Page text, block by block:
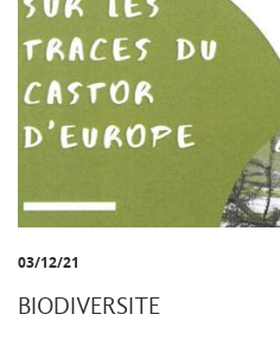
03/12/21
BIODIVERSITE